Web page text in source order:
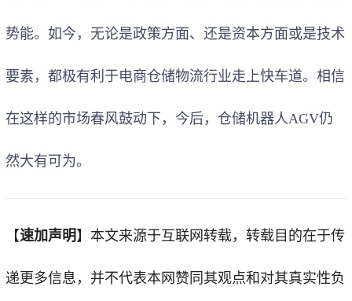
势能。如今，无论是政策方面、还是资本方面或是技术
要素，都极有利于电商仓储物流行业走上快车道。相信
在这样的市场春风鼓动下，今后，仓储机器人AGV仍
然大有可为。
【速加 声明】 本文来源于互联网转载，转载目的在于传
递更多信息，并不代表本网赞同其观点和对其真实性负